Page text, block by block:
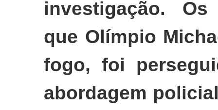
investigação.
que Olímpio
fogo, foi
abordagem